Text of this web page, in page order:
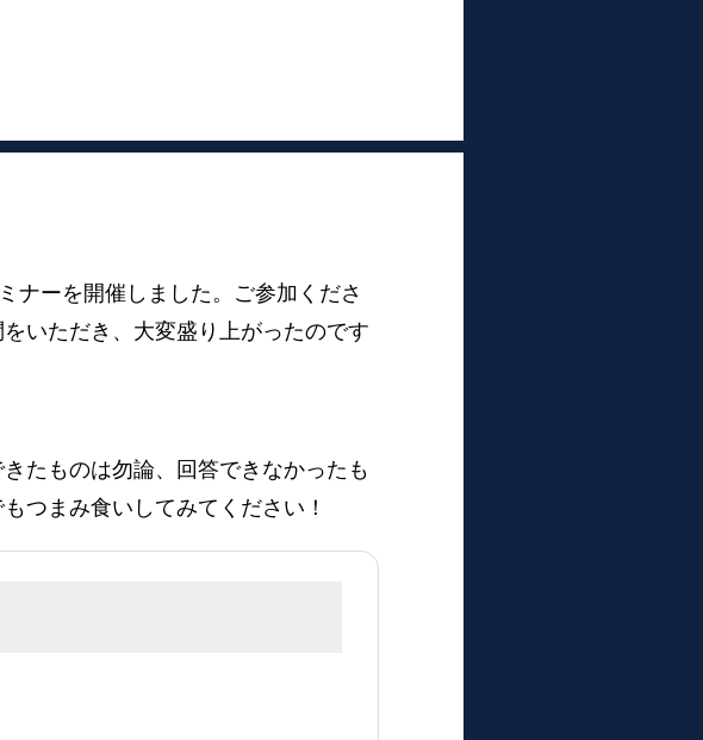
ナーを開催しました。ご参加くださ
いただき、大変盛り上がったのです
たものは勿論、回答できなかったも
つまみ食いしてみてください！